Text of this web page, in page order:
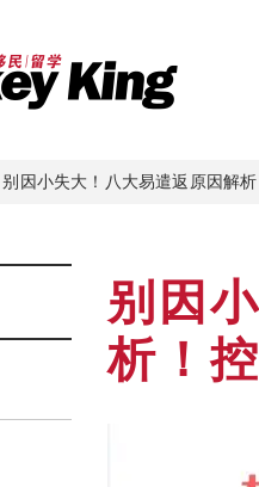
别因小失大！八大易遣返原因解
别因
析！